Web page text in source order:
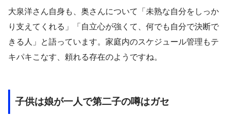
大泉洋さん自身も、奥さんについて「未熟な自分をしっか
り支えてくれる」「自立心が強くて、何でも自分で決断で
きる人」と語っています。家庭内のスケジュール管理もテ
キパキこなす、頼れる存在のようですね。
子供は娘が一人で第二子の噂はガセ